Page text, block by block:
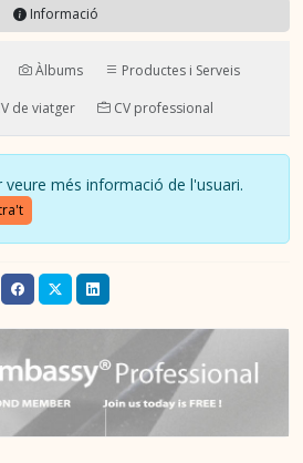
Informació
Àlbums
Productes i Serveis
de viatger CV professional
veure més informació de l'usuari.